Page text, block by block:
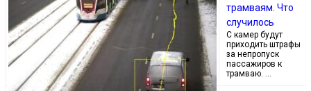
трамваям. Что
случилось
С камер будут
приходить штрафы
за непропуск
пассажиров к
трамваю. …